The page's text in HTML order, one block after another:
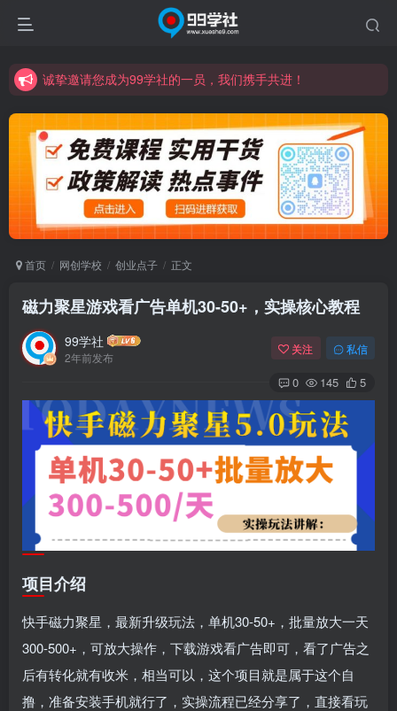
诚挚邀请您成为99学社的一员，我们携手共进！
诚挚邀请您成为99学社的一员，我们携手共进！
学习路上不孤独，99学社与你同行！分享全网优质VIP资源，炒股教程、创业教程、网络营销教程、自媒体短视频教程等，长期更新各大精品创业项目！
首页 网创学校 创业点子 正文
磁力聚星游戏看广告单机30-50+，实操核心教程
99学社
2年前发布
关注 私信
0 145 5
项目介绍
快手磁力聚星，最新升级玩法，单机30-50+，批量放大一天
300-500+，可放大操作，下载游戏看广告即可，看了广告之
后有转化就有收米，相当可以，这个项目就是属于这个自
撸，准备安装手机就行了，实操流程已经分享了，直接看玩